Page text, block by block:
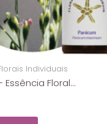
Individuais
Essência Floral